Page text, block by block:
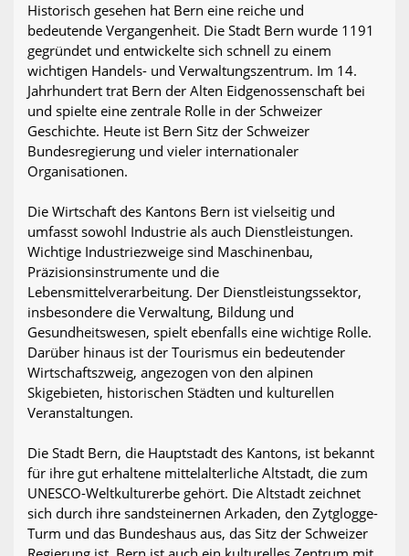
Historisch gesehen hat Bern eine reiche und
bedeutende Vergangenheit. Die Stadt Bern wurde 1191
gegründet und entwickelte sich schnell zu einem
wichtigen Handels- und Verwaltungszentrum. Im 14.
Jahrhundert trat Bern der Alten Eidgenossenschaft bei
und spielte eine zentrale Rolle in der Schweizer
Geschichte. Heute ist Bern Sitz der Schweizer
Bundesregierung und vieler internationaler
Organisationen.
Die Wirtschaft des Kantons Bern ist vielseitig und
umfasst sowohl Industrie als auch Dienstleistungen.
Wichtige Industriezweige sind Maschinenbau,
Präzisionsinstrumente und die
Lebensmittelverarbeitung. Der Dienstleistungssektor,
insbesondere die Verwaltung, Bildung und
Gesundheitswesen, spielt ebenfalls eine wichtige Rolle.
Darüber hinaus ist der Tourismus ein bedeutender
Wirtschaftszweig, angezogen von den alpinen
Skigebieten, historischen Städten und kulturellen
Veranstaltungen.
Die Stadt Bern, die Hauptstadt des Kantons, ist bekannt
für ihre gut erhaltene mittelalterliche Altstadt, die zum
UNESCO-Weltkulturerbe gehört. Die Altstadt zeichnet
sich durch ihre sandsteinernen Arkaden, den Zytglogge-
Turm und das Bundeshaus aus, das Sitz der Schweizer